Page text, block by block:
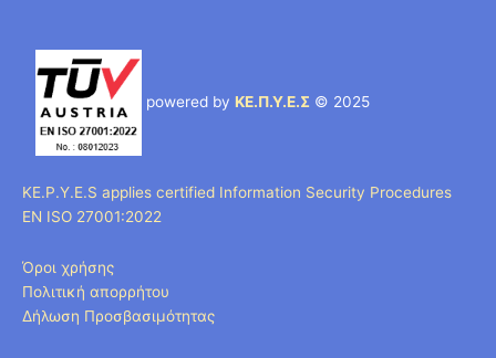
powered by ΚΕ.Π.Υ.Ε.Σ © 2025
KE.P.Y.E.S applies certified Information Security Procedures
EN ISO 27001:2022
Όροι χρήσης
Πολιτική απορρήτου
Δήλωση Προσβασιμότητας